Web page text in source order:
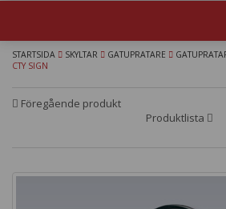
STARTSIDA SKYLTAR GATUPRATARE
CTY SIGN
Föregående produkt
Produktlista